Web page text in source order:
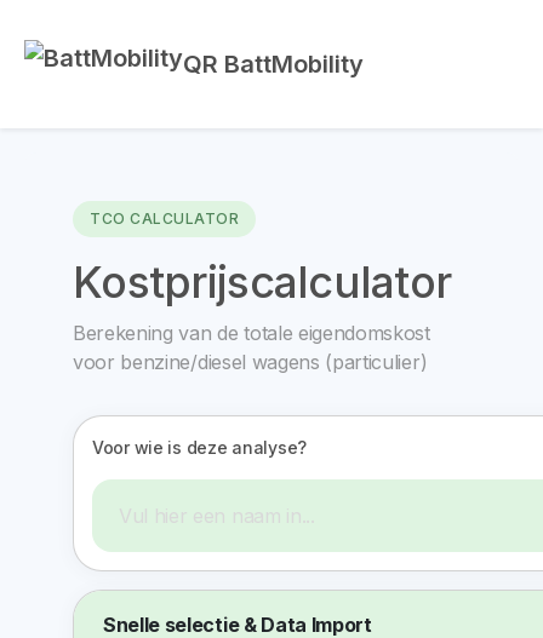
QR BattMobility
TCO CALCULATOR
Kostprijscalculator
Berekening van de totale eigendomskost
voor benzine/diesel wagens (particulier)
Voor wie is deze analyse?
Snelle selectie & Data Import